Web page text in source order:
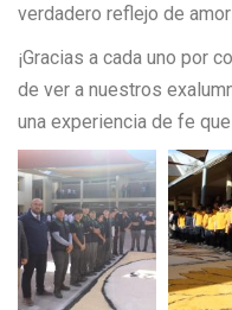
verdadero reflejo de amor
¡Gracias a cada uno por
de ver a nuestros
una experiencia de fe